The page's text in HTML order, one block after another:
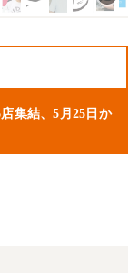
集結、5月25日か